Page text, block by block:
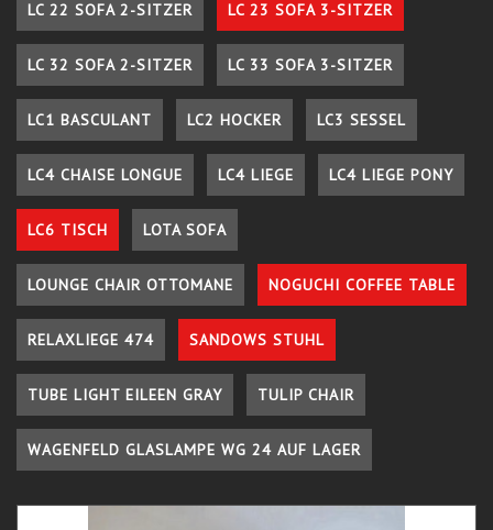
LC 22 SOFA 2-SITZER LC 23 SOFA 3-SITZER
LC 32 SOFA 2-SITZER LC 33 SOFA 3-SITZER
LC1 BASCULANT LC2 HOCKER LC3 SESSEL
LC4 CHAISE LONGUE LC4 LIEGE LC4 LIEGE PONY
LC6 TISCH LOTA SOFA
LOUNGE CHAIR OTTOMANE NOGUCHI COFFEE TABLE
RELAXLIEGE 474 SANDOWS STUHL
TUBE LIGHT EILEEN GRAY TULIP CHAIR
WAGENFELD GLASLAMPE WG 24 AUF LAGER